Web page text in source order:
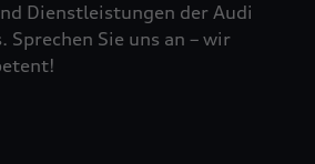
Dienstleistungen der Audi
Sprechen Sie uns an – wir